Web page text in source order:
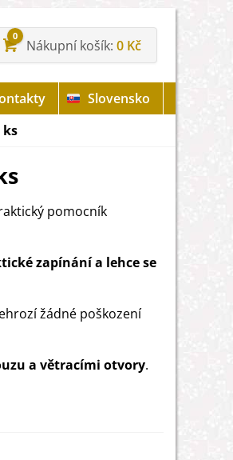
0
Nákupní košík 0 Kč
Slovensko
ks
pomocník
zapínání a lehce se
žádné poškození
a větracími otvory.